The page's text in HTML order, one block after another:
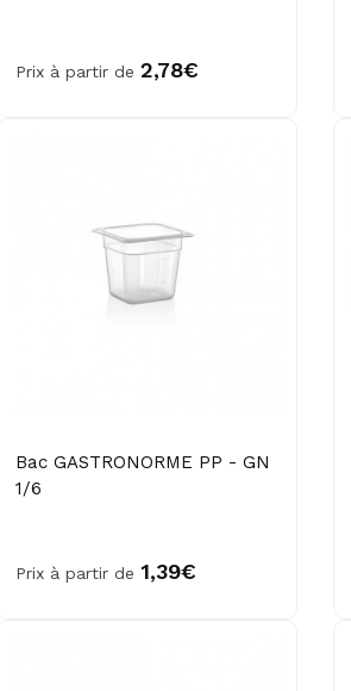
Prix à partir de 2,78€
Bac GASTRONORME PP - GN
1/6
Prix à partir de 1,39€